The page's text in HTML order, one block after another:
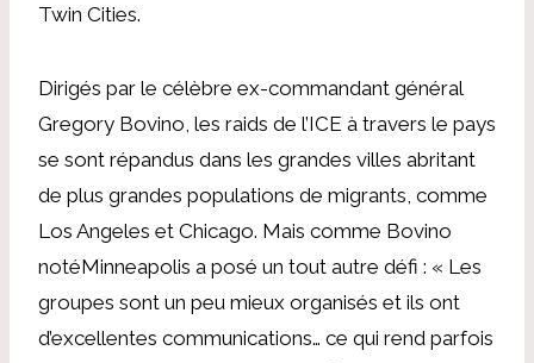
Twin Cities.
Dirigés par le célèbre ex-commandant général
Gregory Bovino, les raids de l’ICE à travers le pays
se sont répandus dans les grandes villes abritant
de plus grandes populations de migrants, comme
Los Angeles et Chicago. Mais comme Bovino
notéMinneapolis a posé un tout autre défi : « Les
groupes sont un peu mieux organisés et ils ont
d’excellentes communications… ce qui rend parfois